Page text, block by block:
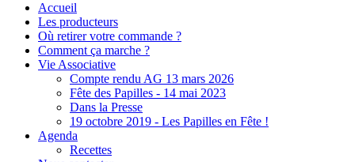
Accueil
Les producteurs
Où retirer votre commande ?
Comment ça marche ?
Vie Associative
Compte rendu AG 13 mars 2026
Fête des Papilles - 14 mai 2023
Dans la Presse
19 octobre 2019 - Les Papilles en Fête !
Agenda
Recettes